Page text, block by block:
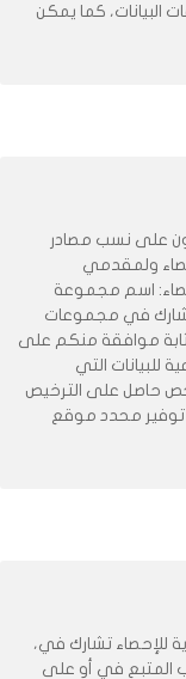
كما يمكن
على نسب مصادر
ولمقدمي
اسم مجموعة
في مجموعات
موافقة منكم على
للبيانات التي
حاصل على الترخيص
توفير محدد موقع
للإحصاء تشارك في،
المتبع في أو على